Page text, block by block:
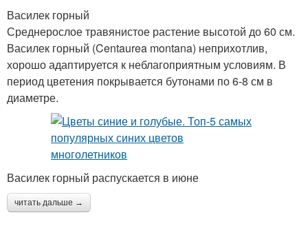
Василек горный
Среднерослое травянистое растение высотой до 60 см.
Василек горный (Centaurea montana) неприхотлив,
хорошо адаптируется к неблагоприятным условиям. В
период цветения покрывается бутонами по 6-8 см в
диаметре.
Василек горный распускается в июне
читать дальше →